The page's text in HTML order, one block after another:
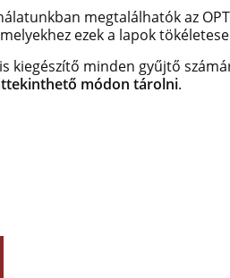
megtalálhatók az
ezek a lapok
kiegészítő minden gyűjtő
módon tárolni.